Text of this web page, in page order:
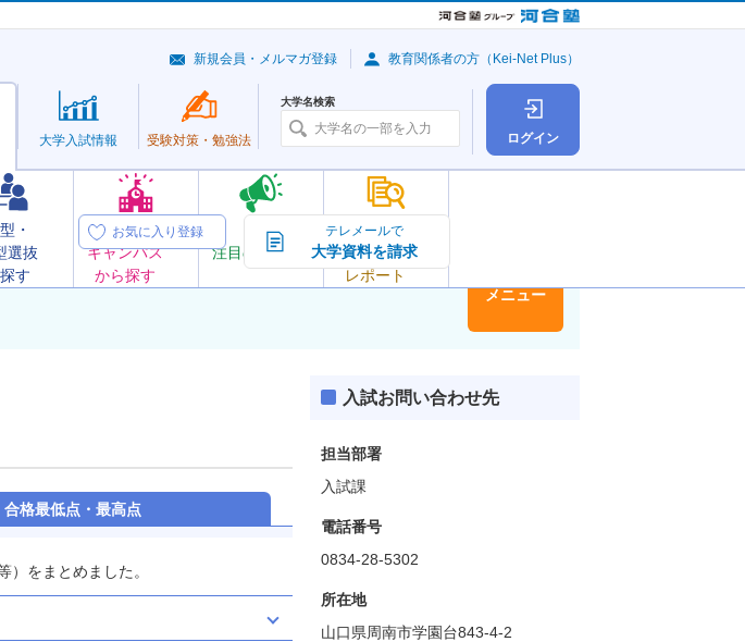
ログイン
・
選抜
す
オープン
キャンパス
から探す
注目の大学
大学の今
トピック＆
レポート
大学入試情報 受験対策・ 勉強法
大学名検索
新規会員・メルマガ登録 教育関係者の方（Kei-Net Plus）
お気に入り登録 テレメールで
大学資料を請求
メニュー
合格最低点・最高点
をまとめました。
入試お問い合わせ先
担当部署
入試課
電話番号
0834-28-5302
所在地
山口県周南市学園台843-4-2